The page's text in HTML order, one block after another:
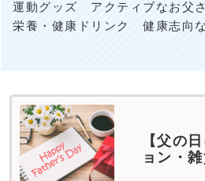
運動グッズ アクティブなお父
栄養・健康ドリンク 健康志向
【父の
ョン・